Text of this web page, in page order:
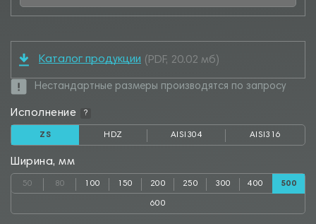
Каталог продукции (PDF, 20.02 мб)
Нестандартные размеры производятся по запросу
Исполнение ?
ZS HDZ AISI304 AISI316
Ширина, мм
50 80 100 150 200 250 300 400 500
600